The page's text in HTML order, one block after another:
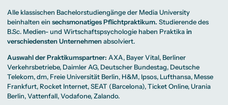
Alle klassischen Bachelorstudiengänge der Media University
beinhalten einsechsmonatiges Pflichtpraktikum. Studierende des
B.Sc. Medien- und Wirtschaftspsychologie haben Praktikain
verschiedensten Unternehmenabsolviert.
Auswahl der Praktikumspartner: AXA, Bayer Vital, Berliner
Verkehrsbetriebe, Daimler AG, Deutscher Bundestag, Deutsche
Telekom, dm, Freie Universität Berlin, H&M, Ipsos, Lufthansa, Messe
Frankfurt, Rocket Internet, SEAT (Barcelona), Ticket Online, Urania
Berlin, Vattenfall, Vodafone, Zalando.